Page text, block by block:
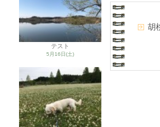
テスト
5月16日(土)
胡